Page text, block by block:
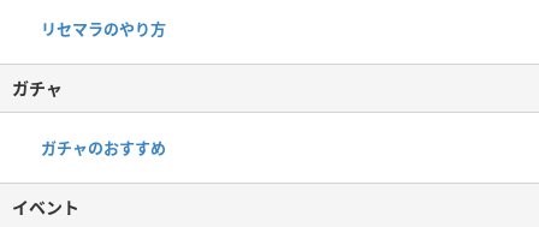
リセマラのやり方
ガチャ
ガチャのおすすめ
イベント